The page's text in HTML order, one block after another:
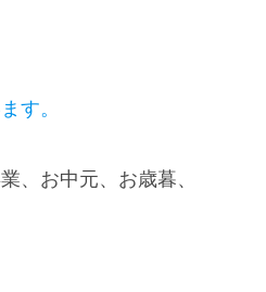
す。
、お中元、お歳暮、